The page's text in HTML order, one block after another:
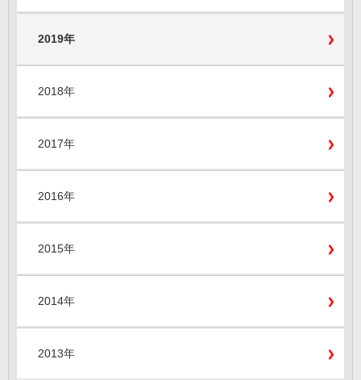
2019年
2018年
2017年
2016年
2015年
2014年
2013年